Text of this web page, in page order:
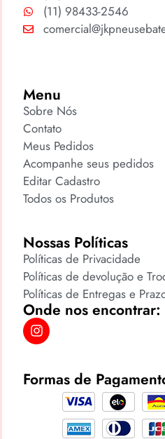
(11) 98433-2546
Menu
Sobre Nós
Contato
Meus Pedidos
Acompanhe seus pedidos
Editar Cadastro
Todos os Produtos
Nossas Políticas
Políticas de Privacidade
Políticas de devolução e
Políticas de Entregas e
Onde nos encontrar:
Formas de